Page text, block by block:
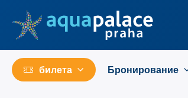
билета Бронирование